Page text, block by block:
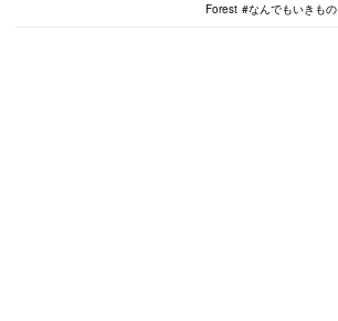
Forest
なんでもいきもの